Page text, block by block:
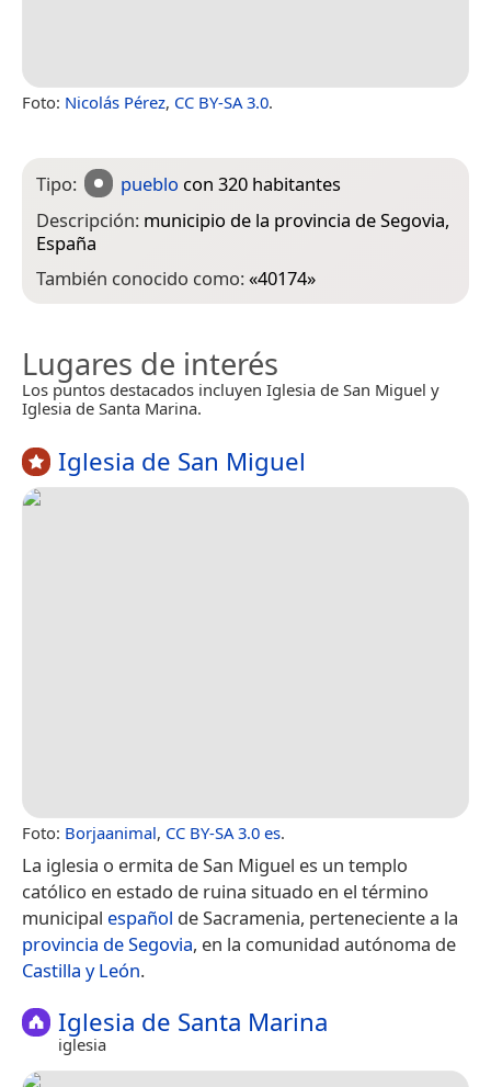
Foto: Nicolás Pérez, CC BY-SA 3.0.
Tipo: pueblo con 320 habitantes
Descripción: municipio de la provincia de Segovia‎,
España
También conocido como:«40174»
Lugares de interés
Los puntos destacados incluyen Iglesia de San Miguel y
Iglesia de Santa Marina.
Iglesia de San Miguel
Foto: Borjaanimal, CC BY-SA 3.0 es.
La iglesia o ermita de San Miguel es un templo
católico en estado de ruina​ situado en el término
municipal español de Sacramenia, perteneciente a la
provincia de Segovia, en la comunidad autónoma de
Castilla y León.
Iglesia de Santa Marina
iglesia